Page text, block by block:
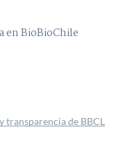
en BioBioChile
transparencia de BBCL